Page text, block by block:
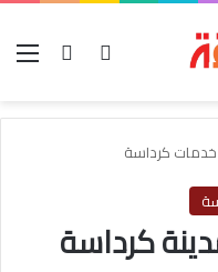
بحث عنتسجيل
خدمات كرداسة
كرداسة